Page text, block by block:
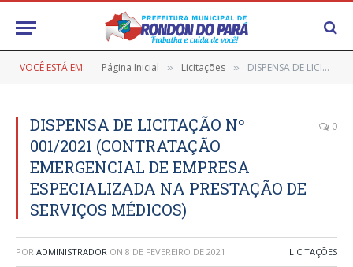
VOCÊ ESTÁ EM: Página Inicial » Licitações » DISPENSA DE LICITAÇÃO Nº 001/2021 (CONTRATAÇÃO EMERGENCIAL DE EMPRESA ESPECIALIZADA NA PRESTAÇÃO DE SERVIÇOS MÉDICOS)
DISPENSA DE LICITAÇÃO Nº
001/2021 (CONTRATAÇÃO
EMERGENCIAL DE EMPRESA
ESPECIALIZADA NA PRESTAÇÃO DE
SERVIÇOS MÉDICOS)
0
POR ADMINISTRADOR ON 8 DE FEVEREIRO DE 2021 LICITAÇÕES